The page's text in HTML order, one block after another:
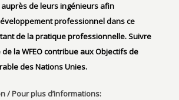
de leurs ingénieurs afin
professionnel dans ce
de la pratique professionnelle. Suivre
la WFEO contribue aux Objectifs de
des Nations Unies.
/ Pour plus d’informations: